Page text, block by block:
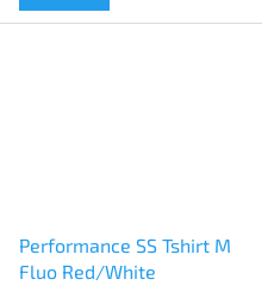
Performance SS Tshirt M
Fluo Red/White